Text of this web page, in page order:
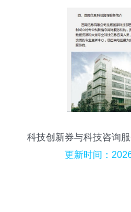
科技创新券与科技咨询
更新时间：